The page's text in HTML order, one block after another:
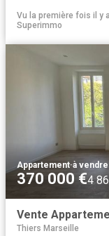
Vu la première fois il y
Superimmo
Appartement·à vendre
370 000 €4
Vente
Thiers Marseille